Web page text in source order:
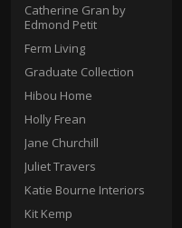
Catherine Gran by
Edmond Petit
Ferm Living
Graduate Collection
Hibou Home
Holly Frean
Jane Churchill
Juliet Travers
Katie Bourne Interiors
Kit Kemp